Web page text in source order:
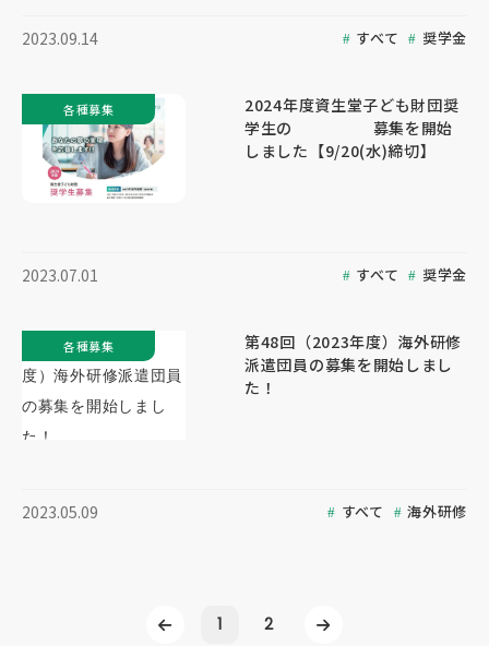
2023.09.14 すべて 奨学金
2024年度資生堂子ども財団奨
学生の 募集を開始
しました【9/20(水)締切】
2023.07.01 すべて 奨学金
各種募集
第48回（2023年度）海外研修
派遣団員の募集を開始しまし
た！
2023.05.09 すべて 海外研修
各種募集
1 2